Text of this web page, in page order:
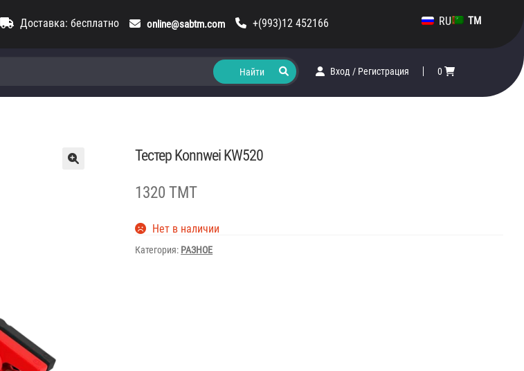
Доставка: бесплатно online@sabtm.com +(993)12 452166 RU TM
Вход / Регистрация 0
Тестер Konnwei KW520
1320 TMT
Нет в наличии
Категория: РАЗНОЕ